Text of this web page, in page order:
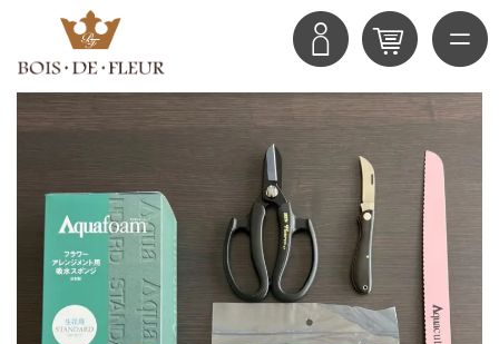
商品 生花用レッスン お道具セット